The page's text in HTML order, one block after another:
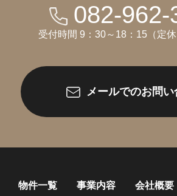
082-962-
受付時間 9：30～18：15（定休
メールでのお問い
物件一覧 事業内容 会社概要